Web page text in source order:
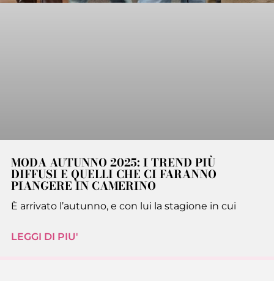
MODA AUTUNNO 2025: I TREND PIÙ
DIFFUSI E QUELLI CHE CI FARANNO
PIANGERE IN CAMERINO
È arrivato l’autunno, e con lui la stagione in cui
LEGGI DI PIU'